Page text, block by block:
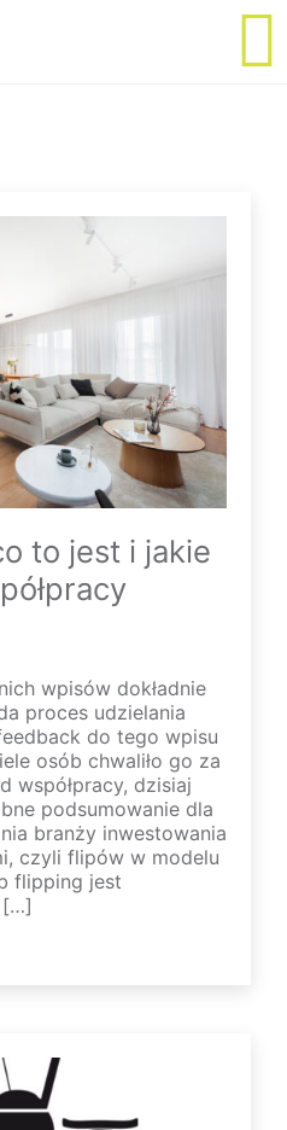
to jest i jakie
wpisów dokładnie
proces udzielania
do tego wpisu
osób chwaliło go za
współpracy, dzisiaj
podsumowanie dla
branży inwestowania
czyli flipów w modelu
flipping jest
[…]